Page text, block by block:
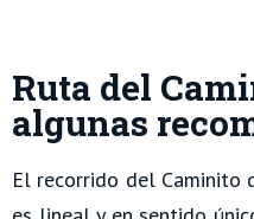
Ruta del
algunas
El recorrido del Caminito